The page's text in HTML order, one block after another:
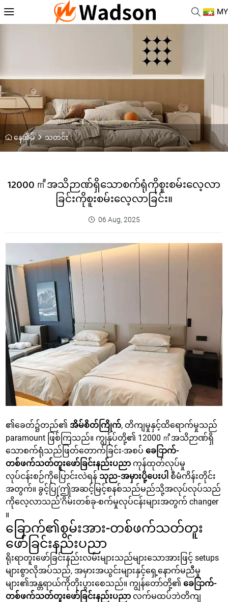
MY
နေအိမ် သတင်း
12000 ㎡အသိဉာဏ်ရှိသောစက်ရုံကိုစူးစမ်းလေ့လာ
ခြင်းကိုစူးစမ်းလေ့လာခြင်း။
06 Aug, 2025
၏ခေတ်၌တည်၏အိမ်စိတ်ကြိုက်, တိကျမှုနှင့်ထိရောက်မှုသည်
paramount ဖြစ်ကြသည်။ ကျွန်ုပ်တို့၏ 12000 ㎡အသိဉာဏ်ရှိ
သောစက်ရုံသည်ဖြတ်တောက်ခြင်း-အစပ်ခေြာက်-
တစ်ဖက်သတ်တူးဖော်ခြင်းနည်းပညာ ကုန်ထုတ်လုပ်မှု
လုပ်ငန်းစဉ်ကိုပြောင်းလဲရန်သုည-အမှားပို့ပေးပါ စီမံကိန်းတိုင်း
အတွက်။ ခွင့်ပြု’ဤအဆင့်မြင့်စနစ်သည်မည်သို့အလုပ်လုပ်သည်
ကိုလေ့လာသည်’ဂိမ်းတစ်ခု-စက်မှုလုပ်ငန်းများအတွက် changer
။
ခြောက်၏စွမ်းအား-တစ်ဖက်သတ်တူး
ဖော်ခြင်းနည်းပညာ
ရိုးရာတူးဖော်ခြင်းနည်းလမ်းများသည်များသောအားဖြင့် setups
များစွာလိုအပ်သည်, အမှားအယွင်းများနှင့်ရှေ့နောက်မညီမှု
များ၏အန္တရာယ်ကိုတိုးပွားစေသည်။ ကျွန်တော်တို့၏ခေြာက်-
တစ်ဖက်သတ်တူးဖော်ခြင်းနည်းပညာ လက်မထပ်ဘဲတိကျ